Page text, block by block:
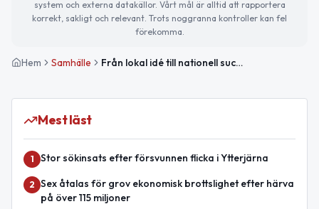
system och externa datakällor. Vårt mål är alltid att rapportera
korrekt, sakligt och relevant. Trots noggranna kontroller kan fel
förekomma.
Hem Samhälle Från lokal idé till nationell succé – Tom Tits sätter Södertälje på kartan
Mest läst
1 Stor sökinsats efter försvunnen flicka i Ytterjärna
2 Sex åtalas för grov ekonomisk brottslighet efter härva
på över 115 miljoner